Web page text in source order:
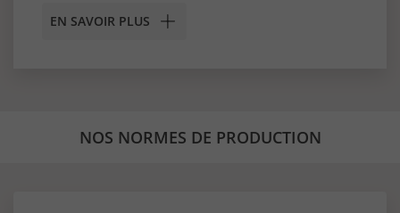
EN SAVOIR PLUS
NOS NORMES DE PRODUCTION